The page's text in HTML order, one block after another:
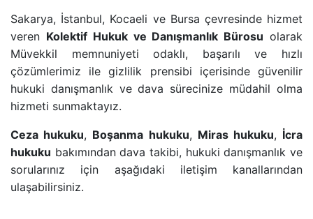
KONUT DOKUNULMAZLIĞININ IHLALI SUÇU
KOVUŞTURMAYA YER OLMADIĞINA DAIR KARAR
ÖZEL HAYATIN GIZLILIĞI SUÇU
CINSEL TACIZ SUÇU
TASARRUFUN IPTALI DAVASI
Sakarya, İstanbul, Kocaeli ve Bursa çevresinde hizmet
veren Kolektif Hukuk ve Danışmanlık Bürosu olarak
Müvekkil memnuniyeti odaklı, başarılı ve hızlı
çözümlerimiz ile gizlilik prensibi içerisinde güvenilir
hukuki danışmanlık ve dava sürecinize müdahil olma
hizmeti sunmaktayız.
Ceza hukuku, Boşanma hukuku, Miras hukuku, İcra
hukuku bakımından dava takibi, hukuki danışmanlık ve
sorularınız için aşağıdaki iletişim kanallarından
ulaşabilirsiniz.